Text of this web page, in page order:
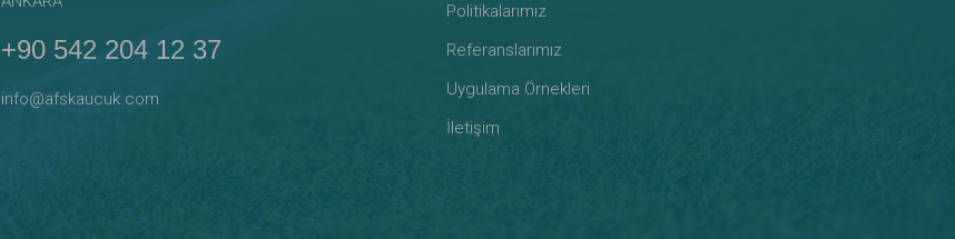
+90 542 204 12 37
info@afskaucuk.com
Politikalarımız
Referanslarımız
Uygulama Örnekleri
İletişim